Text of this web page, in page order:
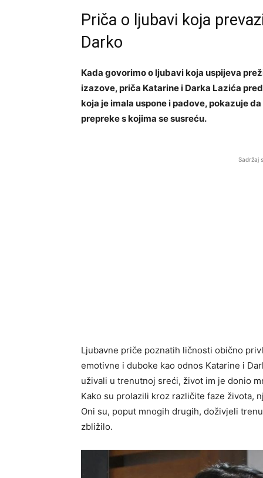
Priča o ljubavi koja
Darko
Kada govorimo o ljubavi koja uspijeva
izazove, priča Katarine i Darka Lazića
koja je imala uspone i padove, pokazuje
prepreke s kojima se susreću.
Sadržaj
Ljubavne priče poznatih ličnosti obično
emotivne i duboke kao odnos Katarine i
uživali u trenutnoj sreći, život im je donio
Kako su prolazili kroz različite faze života,
Oni su, poput mnogih drugih, doživjeli
zbližilo.